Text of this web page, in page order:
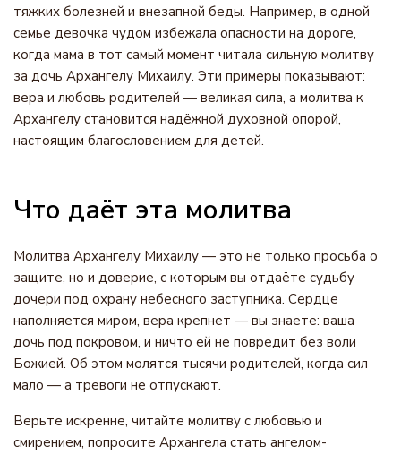
тяжких болезней и внезапной беды. Например, в одной
семье девочка чудом избежала опасности на дороге,
когда мама в тот самый момент читала сильную молитву
за дочь Архангелу Михаилу. Эти примеры показывают:
вера и любовь родителей — великая сила, а молитва к
Архангелу становится надёжной духовной опорой,
настоящим благословением для детей.
Что даёт эта молитва
Молитва Архангелу Михаилу — это не только просьба о
защите, но и доверие, с которым вы отдаёте судьбу
дочери под охрану небесного заступника. Сердце
наполняется миром, вера крепнет — вы знаете: ваша
дочь под покровом, и ничто ей не повредит без воли
Божией. Об этом молятся тысячи родителей, когда сил
мало — а тревоги не отпускают.
Верьте искренне, читайте молитву с любовью и
смирением, попросите Архангела стать ангелом-